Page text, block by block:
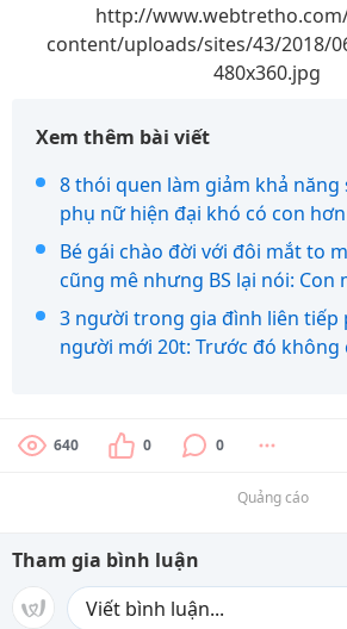
http://
content/uploads/sites/43/2018/
480x360.jpg
Xem thêm bài viết
8 thói quen làm giảm khả năng
phụ nữ hiện đại khó có con
Bé gái chào đời với đôi mắt to
cũng mê nhưng BS lại nói: Con
3 người trong gia đình liên tiếp
người mới 20t: Trước đó không
640 0 0
Quảng cáo
Tham gia bình luận